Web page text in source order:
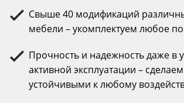
Свыше 40 модификаций
мебели – укомплектуем любое
Прочность и надежность даже в
активной эксплуатации –
устойчивыми к любому